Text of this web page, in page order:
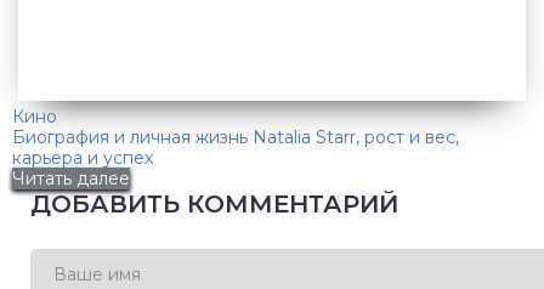
Кино
Биография и личная жизнь Natalia Starr, рост и вес,
карьера и успех
Читать далее
ДОБАВИТЬ КОММЕНТАРИЙ